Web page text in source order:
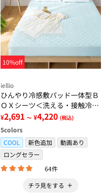
10%off
iellio
ひんやり冷感敷パッド一体型Ｂ
ＯＸシーツ＜洗える・接触冷
感・抗菌防臭・時短・家事楽・
ボックスシーツ・寝苦しさ対策
＞
¥2,691 ～ ¥4,220 (税込)
5colors
COOL
新色追加
動画あり
ロングセラー
64件
チラ見をする